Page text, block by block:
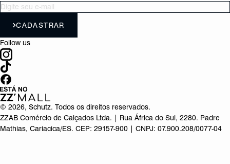
CADASTRAR
Follow us
© 2026, Schutz. Todos os direitos reservados.
ZZAB Comércio de Calçados Ltda. | Rua África do Sul, 2280. Padre
Mathias, Cariacica/ES. CEP: 29157-900 | CNPJ: 07.900.208/0077-04